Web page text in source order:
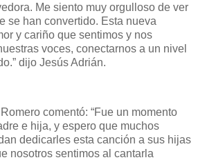
Me siento muy orgulloso de ver
se han convertido. Esta nueva
y cariño que sentimos y nos
voces, conectarnos a un nivel
dijo Jesús Adrián.
comentó: “Fue un momento
e hija, y espero que muchos
dedicarles esta canción a sus hijas
nosotros sentimos al cantarla